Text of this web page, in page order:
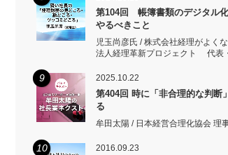
第104回 帳簿書類のデジタル
やるべきこと
児玉尚彦氏 / 株式会社経理がよく
法人経理革新プロジェクト 代表
9 2025.10.22
第404回 時に「非合理的な判断
る
牟田太陽 / 日本経営合理化協会 理
10 2016.09.23